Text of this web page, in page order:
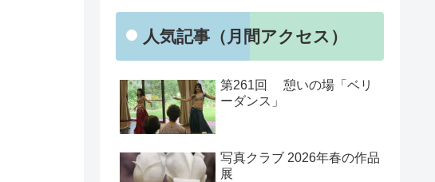
人気記事（月間アクセス）
第261回 憩いの場「ベリ
ーダンス」
写真クラブ 2026年春の作品
展